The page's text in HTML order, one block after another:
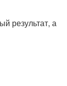
результат, а